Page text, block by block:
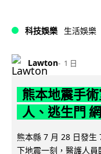
科技娛樂 生活娛樂
Lawton 1 日
熊本地震手
人、逃生門
熊本縣 7 月 28 日發生
下地震一刻，醫護人